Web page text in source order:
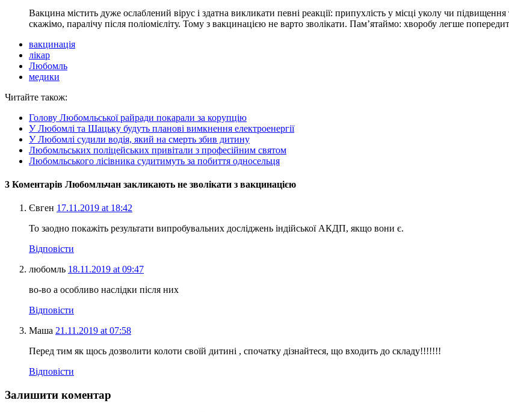
Вакцина містить дуже ослаблений вірус і здатна викликати певні реакції: припухлість у місці уколу чи
скажімо, паралічу після поліомієліту. Тому з вакцинацією не варто зволікати. Пам’ятаймо: хворобу легше
вакцинація
лікар
Любомль
медики
Читайте також:
Голову Любомльської райради покарали за корупцію
У Любомлі та Шацьку будуть планові вимкнення електроенергії
У Любомлі судили водія, який на смерть збив дитину
Любомльських поліцейських привітали з професійним святом
Любомльського лісівника судитимуть за побиття односельця
3 Коментарів Любомльчан закликають не зволікати з вакцинацією
Євген 17.11.2019 at 18:42
То заодно покажіть результати випробувальних досліджень індійської АКДП, якщо вони є.
Відповісти
любомль 18.11.2019 at 09:47
во-во а особливо наслідки після них
Відповісти
Маша 21.11.2019 at 07:58
Перед тим як щось дозволити колоти своїй дитині , спочатку дізнайтеся, що входить до складу!!!!!!!
Відповісти
Залишити коментар